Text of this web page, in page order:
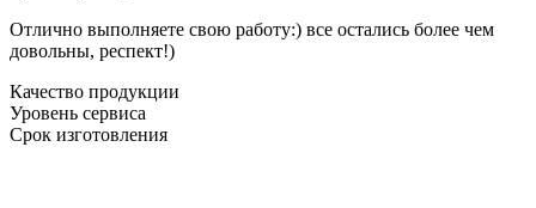
Отлично выполняете свою работу:) все остались более чем
довольны, респект!)
Качество продукции
Уровень сервиса
Срок изготовления